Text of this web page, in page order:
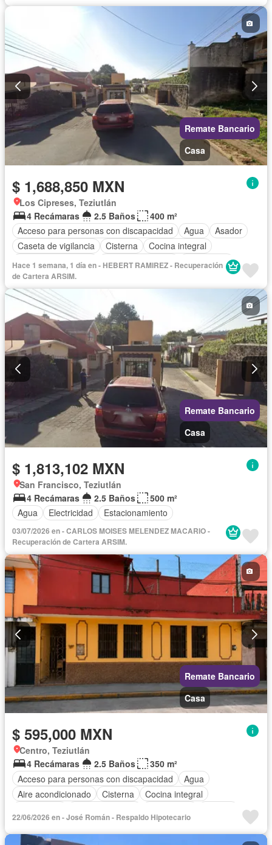
Remate Bancario
Casa
$ 1,688,850 MXN
Los Cipreses, Teziutlán
4 Recámaras
2.5 Baños
400 m²
Acceso para personas con discapacidad
Agua
Asador
Caseta de vigilancia
Cisterna
Cocina integral
Cuarto de Limpieza
Cuarto de servicio
Electricidad
Estacionamiento
Recámara con closet
Seguridad
Televisión por cable Wifi
Zonas verdes
Sin amueblar
Hace 1 semana, 1 día en - HEBERT RAMIREZ - Recuperación
de Cartera ARSIM.
Remate Bancario
Casa
$ 1,813,102 MXN
San Francisco, Teziutlán
4 Recámaras
2.5 Baños
500 m²
Agua
Electricidad Estacionamiento
03/07/2026 en - CARLOS MOISES MELENDEZ MACARIO -
Recuperación de Cartera ARSIM.
Remate Bancario
Casa
$ 595,000 MXN
Centro, Teziutlán
4 Recámaras
2.5 Baños
350 m²
Acceso para personas con discapacidad
Agua
Aire acondicionado
Cisterna
Cocina integral
Seguridad
Televisión por cable Wifi
22/06/2026 en - José Román - Respaldo Hipotecario